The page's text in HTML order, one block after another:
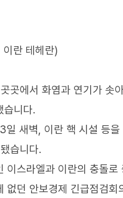
란 테헤란)
곳에서 화염과 연기가 솟
습니다.
일 새벽, 이란 핵 시설 등을
습니다.
이스라엘과 이란의 충돌
없던 안보경제 긴급점검회